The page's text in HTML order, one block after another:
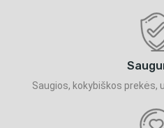
Saugios, kokybiškos prekės,